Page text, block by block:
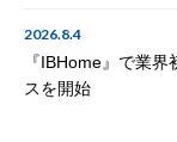
2026.8.4
『IBHome』で業
スを開始